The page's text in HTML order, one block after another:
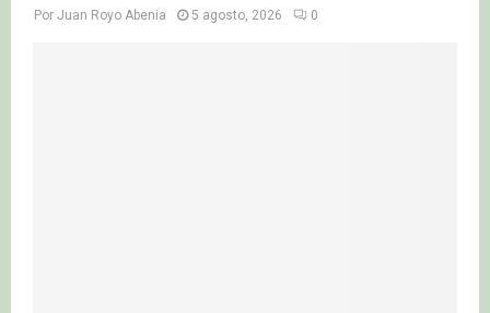
Por Juan Royo Abenia 5 agosto, 2026 0